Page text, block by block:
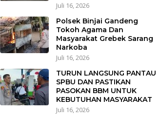
Juli 16, 2026
Polsek Binjai Gandeng
Tokoh Agama Dan
Masyarakat Grebek Sarang
Narkoba
Juli 16, 2026
TURUN LANGSUNG PANTAU
SPBU DAN PASTIKAN
PASOKAN BBM UNTUK
KEBUTUHAN MASYARAKAT
Juli 16, 2026